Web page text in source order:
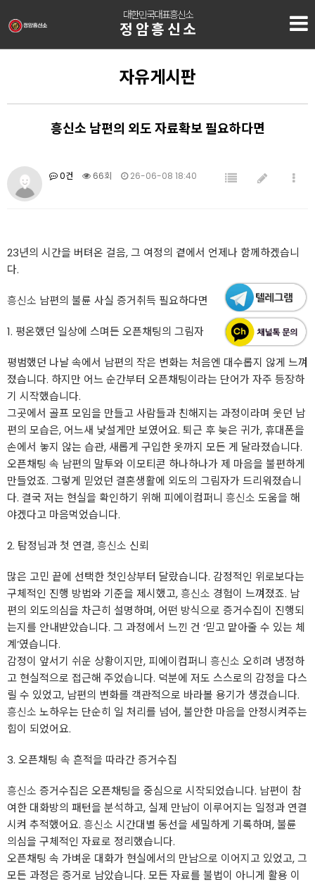
대한민국대표흥신소
정암흥신소
자유게시판
흥신소 남편의 외도 자료확보 필요하다면
0건 66회 26-06-08 18:40
23년의 시간을 버텨온 걸음, 그 여정의 곁에서 언제나 함께하겠습니
다.
흥신소 남편의 불륜 사실 증거취득 필요하다면
1. 평온했던 일상에 스며든 오픈채팅의 그림자
평범했던 나날 속에서 남편의 작은 변화는 처음엔 대수롭지 않게 느껴
졌습니다. 하지만 어느 순간부터 오픈채팅이라는 단어가 자주 등장하
기 시작했습니다.
그곳에서 골프 모임을 만들고 사람들과 친해지는 과정이라며 웃던 남
편의 모습은, 어느새 낯설게만 보였어요. 퇴근 후 늦은 귀가, 휴대폰을
손에서 놓지 않는 습관, 새롭게 구입한 옷까지 모든 게 달라졌습니다.
오픈채팅 속 남편의 말투와 이모티콘 하나하나가 제 마음을 불편하게
만들었죠. 그렇게 믿었던 결혼생활에 외도의 그림자가 드리워졌습니
다. 결국 저는 현실을 확인하기 위해 피에이컴퍼니 흥신소 도움을 해
야겠다고 마음먹었습니다.
2. 탐정님과 첫 연결,흥신소 신뢰
많은 고민 끝에 선택한 첫인상부터 달랐습니다. 감정적인 위로보다는
구체적인 진행 방법와 기준을 제시했고,흥신소 경험이 느껴졌죠. 남
편의 외도의심을 차근히 설명하며, 어떤 방식으로 증거수집이 진행되
는지를 안내받았습니다. 그 과정에서 느낀 건 ‘믿고 맡아줄 수 있는 체
계’였습니다.
감정이 앞서기 쉬운 상황이지만, 피에이컴퍼니 흥신소 오히려 냉정하
고 현실적으로 접근해 주었습니다. 덕분에 저도 스스로의 감정을 다스
릴 수 있었고, 남편의 변화를 객관적으로 바라볼 용기가 생겼습니다.
흥신소 노하우는 단순히 일 처리를 넘어, 불안한 마음을 안정시켜주는
힘이 되었어요.
3. 오픈채팅 속 흔적을 따라간 증거수집
흥신소 증거수집은 오픈채팅을 중심으로 시작되었습니다. 남편이 참
여한 대화방의 패턴을 분석하고, 실제 만남이 이루어지는 일정과 연결
시켜 추적했어요. 흥신소 시간대별 동선을 세밀하게 기록하며, 불륜
의심을 구체적인 자료로 정리했습니다.
오픈채팅 속 가벼운 대화가 현실에서의 만남으로 이어지고 있었고, 그
모든 과정은 증거로 남았습니다. 모든 자료를 불법이 아니게 활용 이